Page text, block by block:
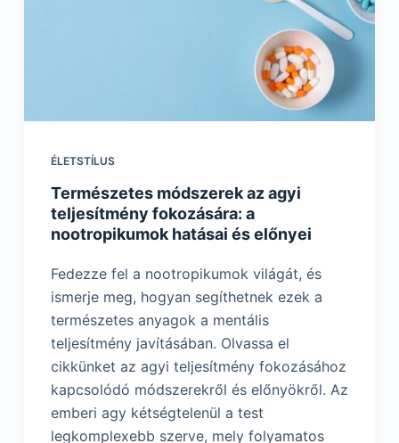
ÉLETSTÍLUS
Természetes módszerek az agyi
teljesítmény fokozására: a
nootropikumok hatásai és előnyei
Fedezze fel a nootropikumok világát, és
ismerje meg, hogyan segíthetnek ezek a
természetes anyagok a mentális
teljesítmény javításában. Olvassa el
cikkünket az agyi teljesítmény fokozásához
kapcsolódó módszerekről és előnyökről. Az
emberi agy kétségtelenül a test
legkomplexebb szerve, mely folyamatos